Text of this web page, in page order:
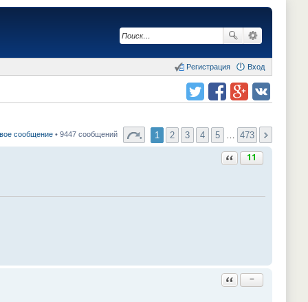
Вход
Регистрация
сообщение • 9447 сообщений 1 2 3 4 5 473
Ответить с цитатой
11
Ответить с цитатой
−